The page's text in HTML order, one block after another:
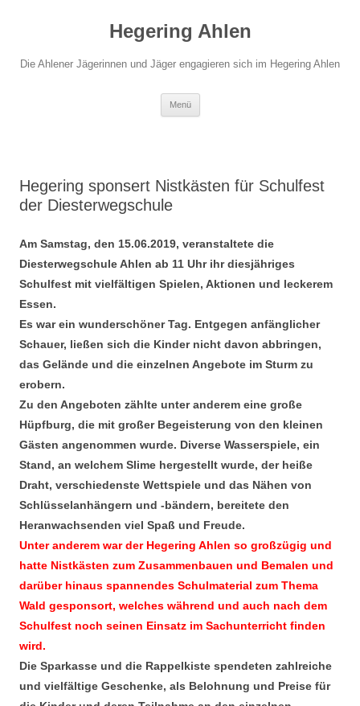
Hegering Ahlen
Die Ahlener Jägerinnen und Jäger engagieren sich im Hegering Ahlen
Menü
Hegering sponsert Nistkästen für Schulfest
der Diesterwegschule
Am Samstag, den 15.06.2019, veranstaltete die
Diesterwegschule Ahlen ab 11 Uhr ihr diesjähriges
Schulfest mit vielfältigen Spielen, Aktionen und leckerem
Essen.
Es war ein wunderschöner Tag. Entgegen anfänglicher
Schauer, ließen sich die Kinder nicht davon abbringen,
das Gelände und die einzelnen Angebote im Sturm zu
erobern.
Zu den Angeboten zählte unter anderem eine große
Hüpfburg, die mit großer Begeisterung von den kleinen
Gästen angenommen wurde. Diverse Wasserspiele, ein
Stand, an welchem Slime hergestellt wurde, der heiße
Draht, verschiedenste Wettspiele und das Nähen von
Schlüsselanhängern und -bändern, bereitete den
Heranwachsenden viel Spaß und Freude.
Unter anderem war der Hegering Ahlen so großzügig und
hatte Nistkästen zum Zusammenbauen und Bemalen und
darüber hinaus spannendes Schulmaterial zum Thema
Wald gesponsort, welches während und auch nach dem
Schulfest noch seinen Einsatz im Sachunterricht finden
wird.
Die Sparkasse und die Rappelkiste spendeten zahlreiche
und vielfältige Geschenke, als Belohnung und Preise für